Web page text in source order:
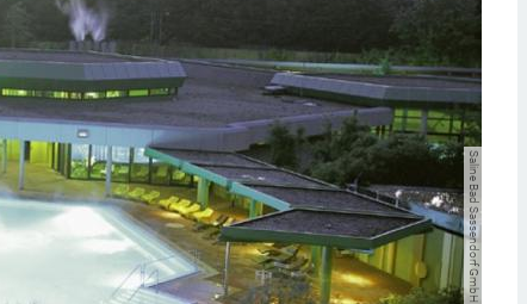
Saline Bad Sassendorf GmbH